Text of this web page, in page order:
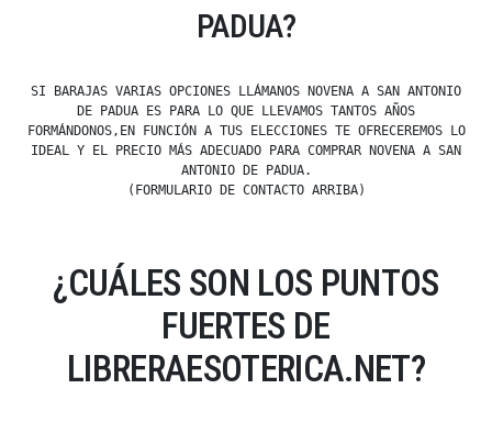
PADUA?
SI BARAJAS VARIAS OPCIONES LLÁMANOS NOVENA A SAN ANTONIO
DE PADUA ES PARA LO QUE LLEVAMOS TANTOS AÑOS
FORMÁNDONOS,EN FUNCIÓN A TUS ELECCIONES TE OFRECEREMOS LO
IDEAL Y EL PRECIO MÁS ADECUADO PARA COMPRAR NOVENA A SAN
ANTONIO DE PADUA.
(FORMULARIO DE CONTACTO ARRIBA)
¿CUÁLES SON LOS PUNTOS
FUERTES DE
LIBRERAESOTERICA.NET?